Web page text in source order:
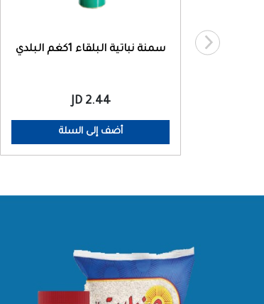
سمنة نباتية البلقاء 1كغم البلدي
2.44 JD
أضف إلى السلة
جميد سائل الباشا (2 عبوة ×500